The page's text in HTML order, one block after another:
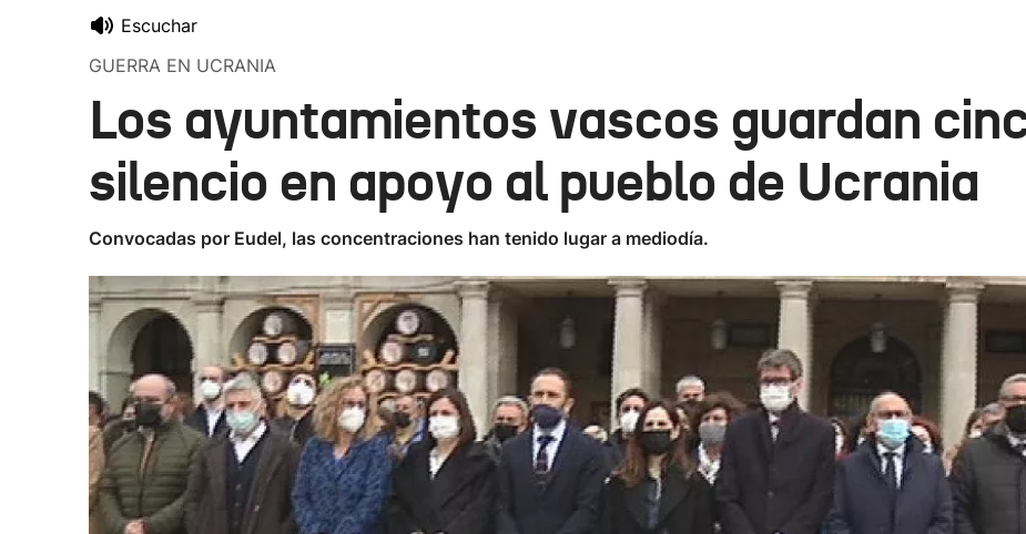
Escuchar
GUERRA EN UCRANIA
Los ayuntamientos vascos guardan
silencio en apoyo al pueblo de Ucrania
Convocadas por Eudel, las concentraciones han tenido lugar a mediodía.